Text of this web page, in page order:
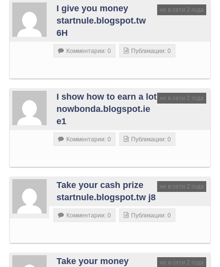
не в сети 2 года
I give you money
startnule.blogspot.tw
6H
Комментарии: 0 Публикации: 0
не в сети 2 года
I show how to earn a lot
nowbonda.blogspot.ie
e1
Комментарии: 0 Публикации: 0
не в сети 2 года
Take your cash prize
startnule.blogspot.tw j8
Комментарии: 0 Публикации: 0
не в сети 2 года
Take your money